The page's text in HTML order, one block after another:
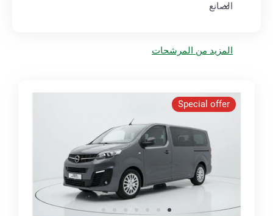
الصانع
المزيد من المرشحات
Special offer